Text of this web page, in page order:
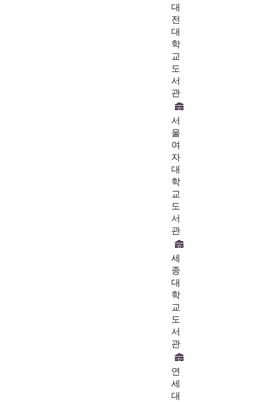
대
전
대
학
교
도
서
관
서
울
여
자
대
학
교
도
서
관
세
종
대
학
교
도
서
관
연
세
대